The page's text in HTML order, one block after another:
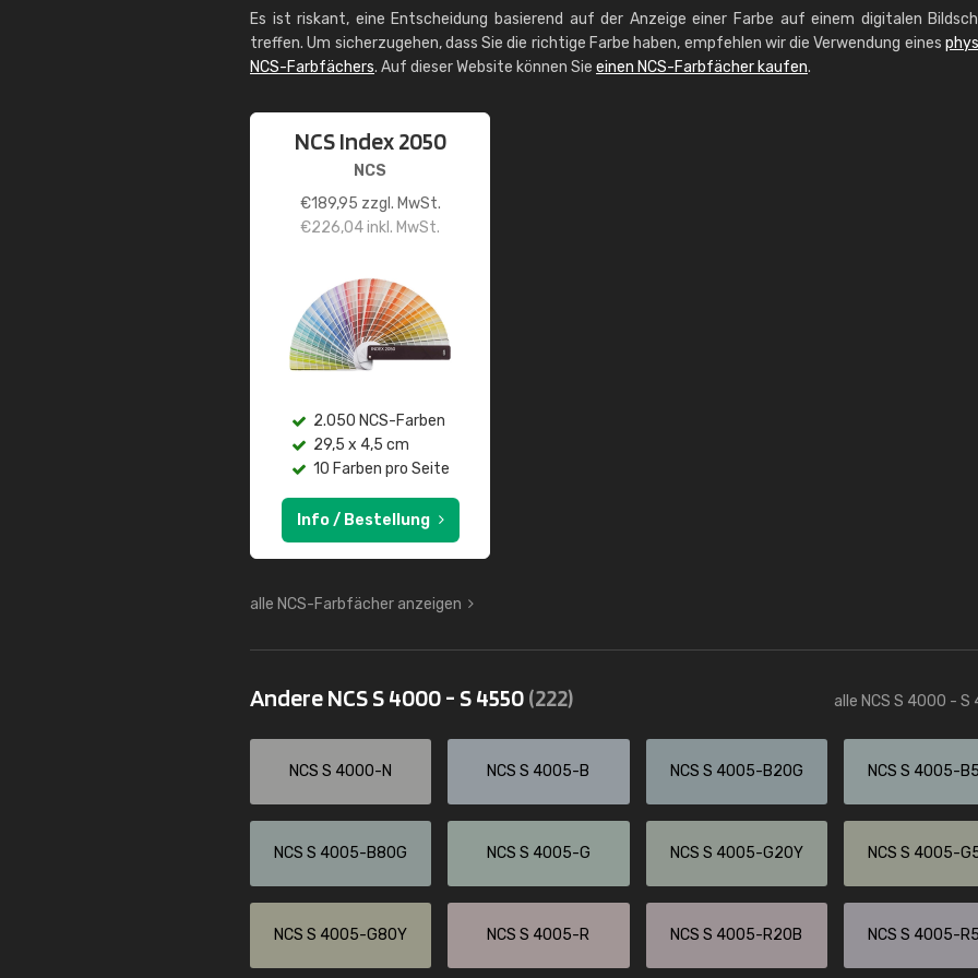
Es ist riskant, eine Entscheidung basierend auf der Anzeige einer Farbe auf einem digitalen
treffen. Um sicherzugehen, dass Sie die richtige Farbe haben, empfehlen wir die Verwendung eines
NCS-Farbfächers. Auf dieser Website können Sie einen NCS-Farbfächer kaufen.
NCS Index 2050
NCS
€189,95 zzgl. MwSt.
€226,04inkl. MwSt.
2.050 NCS-Farben
29,5 x 4,5 cm
10 Farben pro Seite
Info / Bestellung
alle NCS-Farbfächer anzeigen
Andere NCS S 4000 - S 4550(222) alle NCS S 4000 - S
NCS S 4000-N NCS S 4005-B NCS S 4005-B20G NCS S 4005-
NCS S 4005-B80G NCS S 4005-G NCS S 4005-G20Y NCS S 4005-
NCS S 4005-G80Y NCS S 4005-R NCS S 4005-R20B NCS S 4005-